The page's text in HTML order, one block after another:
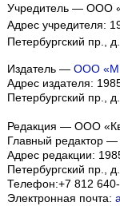
Учредитель — ООО
Адрес учредителя:
Петербургский пр.,
Издатель — ООО
Адрес издателя:
Петербургский пр.,
Редакция — ООО
Главный редактор
Адрес редакции:
Петербургский пр.,
Телефон:+7 812
Электронная почта: